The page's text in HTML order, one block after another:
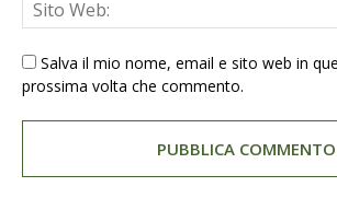
Salva il mio nome, email e sito web in
prossima volta che commento.